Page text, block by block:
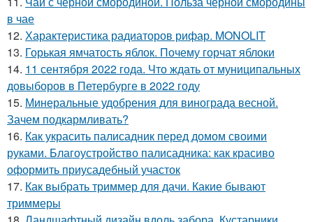
в чае
12. Характеристика радиаторов рифар. MONOLIT
13. Горькая ямчатость яблок. Почему горчат яблоки
14. 11 сентября 2022 года. Что ждать от муниципальных
довыборов в Петербурге в 2022 году
15. Минеральные удобрения для винограда весной.
Зачем подкармливать?
16. Как украсить палисадник перед домом своими
руками. Благоустройство палисадника: как красиво
оформить приусадебный участок
17. Как выбрать триммер для дачи. Какие бывают
триммеры